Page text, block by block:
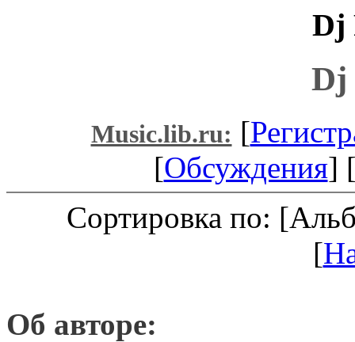
Dj
Dj
Music.lib.ru: [
[Обсуждения]
Сортировка по:
[
Об авторе: